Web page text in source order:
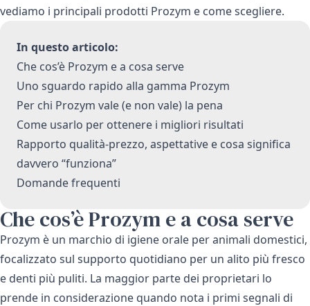
vediamo i principali prodotti Prozym e come scegliere.
In questo articolo:
Che cos’è Prozym e a cosa serve
Uno sguardo rapido alla gamma Prozym
Per chi Prozym vale (e non vale) la pena
Come usarlo per ottenere i migliori risultati
Rapporto qualità-prezzo, aspettative e cosa significa
davvero “funziona”
Domande frequenti
Che cos’è Prozym e a cosa serve
Prozym è un marchio di igiene orale per animali domestici,
focalizzato sul supporto quotidiano per un alito più fresco
e denti più puliti. La maggior parte dei proprietari lo
prende in considerazione quando nota i primi segnali di